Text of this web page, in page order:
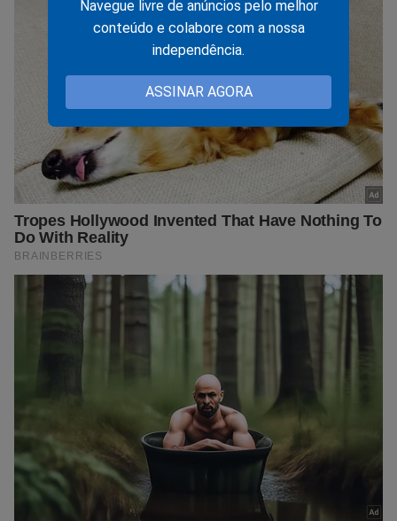
Navegue livre de anúncios pelo melhor
conteúdo e colabore com a nossa
independência.
ASSINAR AGORA